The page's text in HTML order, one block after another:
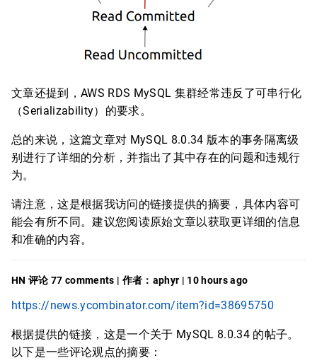
文章还提到，AWS RDS MySQL 集群经常违反了可串行化
（Serializability）的要求。
总的来说，这篇文章对 MySQL 8.0.34 版本的事务隔离级
别进行了详细的分析，并指出了其中存在的问题和违规行
为。
请注意，这是根据我访问的链接提供的摘要，具体内容可
能会有所不同。建议您阅读原始文章以获取更详细的信息
和准确的内容。
HN 评论 77 comments | 作者：aphyr | 10 hours ago
https://news.ycombinator.com/item?id=38695750
根据提供的链接，这是一个关于 MySQL 8.0.34 的帖子。
以下是一些评论观点的摘要：